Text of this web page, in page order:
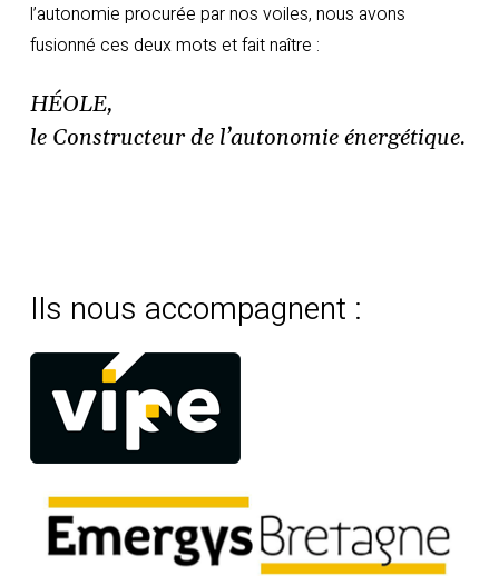
l’autonomie procurée par nos voiles, nous avons
fusionné ces deux mots et fait naître :
HÉOLE,
le Constructeur de l’autonomie énergétique.
Ils nous accompagnent :